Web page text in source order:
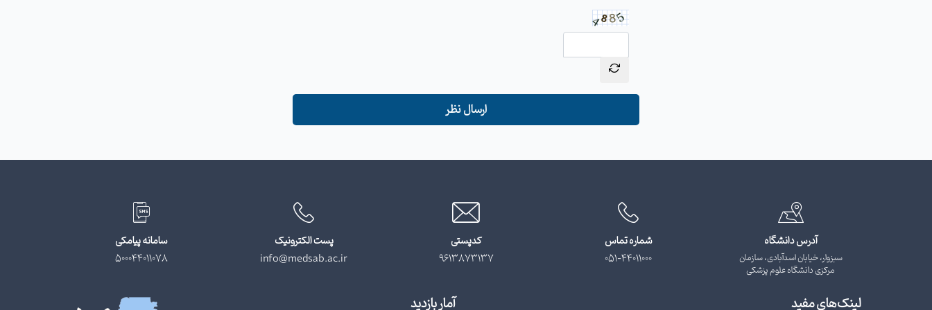
ارسال نظر
آدرس دانشگاه
سبزوار، خیابان اسدآبادی، سازمان
مرکزی دانشگاه علوم پزشکی
شماره تماس
051-44011000
کدپستی
9613873137
پست الکترونیک
info@medsab.ac.ir
سامانه پیامکی
500044011078
لینک‌های مفید آمار بازدید